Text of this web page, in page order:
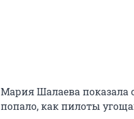
Мария Шалаева показала
попало, как пилоты